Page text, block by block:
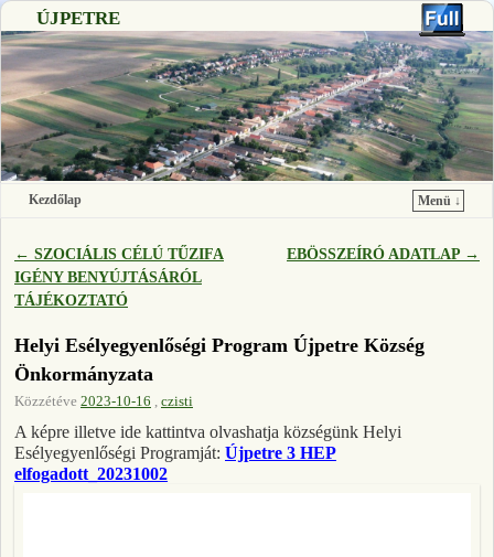
ÚJPETRE
Kezdőlap
Menü ↓
Bejegyzés navigáció
← SZOCIÁLIS CÉLÚ TŰZIFA
IGÉNY BENYÚJTÁSÁRÓL
TÁJÉKOZTATÓ
EBÖSSZEÍRÓ ADATLAP →
Helyi Esélyegyenlőségi Program Újpetre Község
Önkormányzata
Közzétéve 2023-10-16 , czisti
A képre illetve ide kattintva olvashatja községünk Helyi
Esélyegyenlőségi Programját: Újpetre 3 HEP
elfogadott_20231002